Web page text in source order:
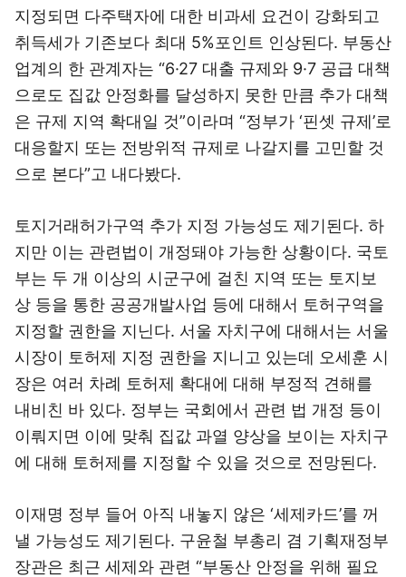
지정되면 다주택자에 대한 비과세 요건이 강화되고
취득세가 기존보다 최대 5%포인트 인상된다. 부동산
업계의 한 관계자는 “6·27 대출 규제와 9·7 공급 대책
으로도 집값 안정화를 달성하지 못한 만큼 추가 대책
은 규제 지역 확대일 것”이라며 “정부가 ‘핀셋 규제’로
대응할지 또는 전방위적 규제로 나갈지를 고민할 것
으로 본다”고 내다봤다.
토지거래허가구역 추가 지정 가능성도 제기된다. 하
지만 이는 관련법이 개정돼야 가능한 상황이다. 국토
부는 두 개 이상의 시군구에 걸친 지역 또는 토지보
상 등을 통한 공공개발사업 등에 대해서 토허구역을
지정할 권한을 지닌다. 서울 자치구에 대해서는 서울
시장이 토허제 지정 권한을 지니고 있는데 오세훈 시
장은 여러 차례 토허제 확대에 대해 부정적 견해를
내비친 바 있다. 정부는 국회에서 관련 법 개정 등이
이뤄지면 이에 맞춰 집값 과열 양상을 보이는 자치구
에 대해 토허제를 지정할 수 있을 것으로 전망된다.
이재명 정부 들어 아직 내놓지 않은 ‘세제카드’를 꺼
낼 가능성도 제기된다. 구윤철 부총리 겸 기획재정부
장관은 최근 세제와 관련 “부동산 안정을 위해 필요